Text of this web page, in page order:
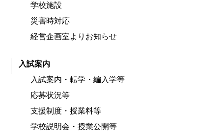
学校施設
災害時対応
経営企画室よりお知らせ
入試案内
入試案内・転学・編入学等
応募状況等
支援制度・授業料等
学校説明会・授業公開等